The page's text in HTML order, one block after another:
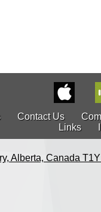
Contact Us
Links
Alberta, Canada